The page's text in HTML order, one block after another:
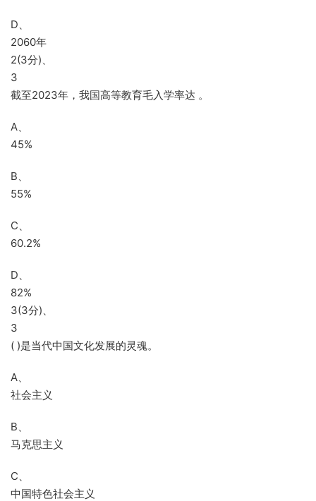
D、
2060年
2(3分)、
3
截至2023年，我国高等教育毛入学率达 。
A、
45%
B、
55%
C、
60.2%
D、
82%
3(3分)、
3
( )是当代中国文化发展的灵魂。
A、
社会主义
B、
马克思主义
C、
中国特色社会主义